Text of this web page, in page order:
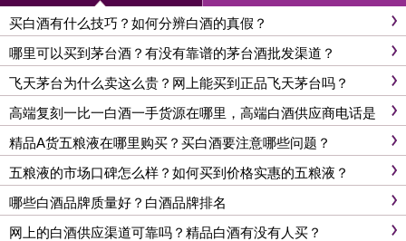
买白酒有什么技巧？如何分辨白酒的真假？
哪里可以买到茅台酒？有没有靠谱的茅台酒批发渠道？
飞天茅台为什么卖这么贵？网上能买到正品飞天茅台吗？
高端复刻一比一白酒一手货源在哪里，高端白酒供应商电话是
什么？
精品A货五粮液在哪里购买？买白酒要注意哪些问题？
五粮液的市场口碑怎么样？如何买到价格实惠的五粮液？
哪些白酒品牌质量好？白酒品牌排名
网上的白酒供应渠道可靠吗？精品白酒有没有人买？